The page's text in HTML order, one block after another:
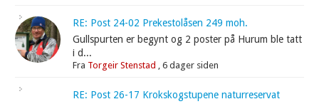
RE: Post 24-02 Prekestolåsen 249 moh.
Gullspurten er begynt og 2 poster på Hurum ble tatt
i d...
Fra Torgeir Stenstad ,6 dager siden
RE: Post 26-17 Krokskogstupene naturreservat